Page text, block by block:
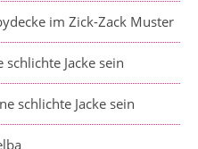
im Zick-Zack Muster
Jacke sein
schlichte Jacke sein